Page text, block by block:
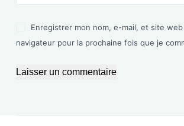
Enregistrer mon nom, e-mail, et site web
navigateur pour la prochaine fois que je
Laisser un commentaire